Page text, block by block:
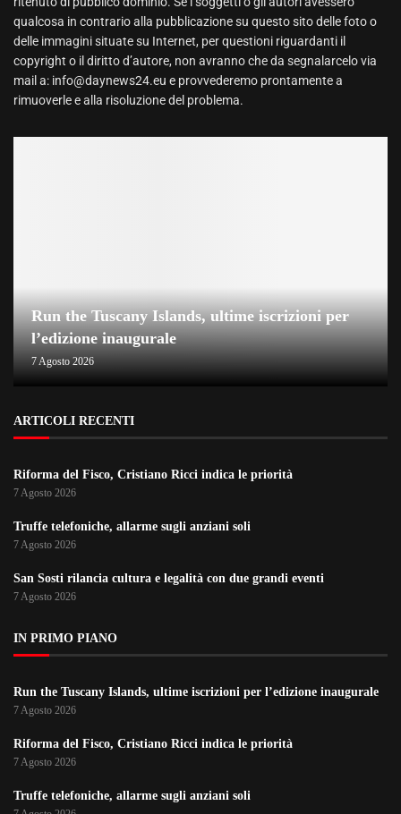
qualcosa in contrario alla pubblicazione su questo sito delle foto o
delle immagini situate su Internet, per questioni riguardanti il
copyright o il diritto d’autore, non avranno che da segnalarcelo via
mail a: info@daynews24.eu e provvederemo prontamente a
rimuoverle e alla risoluzione del problema.
Run the Tuscany Islands, ultime iscrizioni per
l’edizione inaugurale
7 Agosto 2026
ARTICOLI RECENTI
Riforma del Fisco, Cristiano Ricci indica le priorità
7 Agosto 2026
Truffe telefoniche, allarme sugli anziani soli
7 Agosto 2026
San Sosti rilancia cultura e legalità con due grandi eventi
7 Agosto 2026
IN PRIMO PIANO
Run the Tuscany Islands, ultime iscrizioni per l’edizione inaugurale
7 Agosto 2026
Riforma del Fisco, Cristiano Ricci indica le priorità
7 Agosto 2026
Truffe telefoniche, allarme sugli anziani soli